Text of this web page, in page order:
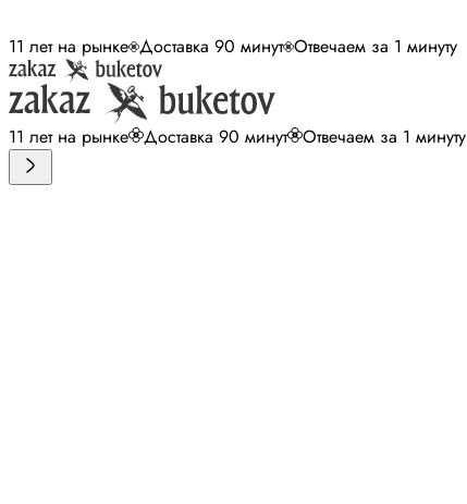
11 лет на рынке Доставка 90 минут Отвечаем за 1 минуту
11 лет на рынке Доставка 90 минут Отвечаем за 1 минуту